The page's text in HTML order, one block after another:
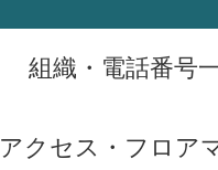
組織・電話番号
アクセス・フロア